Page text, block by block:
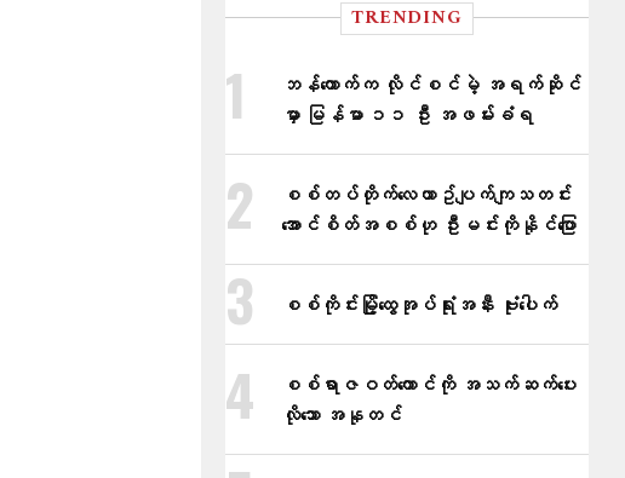
TRENDING
ဘန်ကောက်က လိုင်စင်မဲ့ အရက်ဆိုင်
မှာ မြန်မာ ၁၁ ဦး အဖမ်းခံရ
စစ်တပ်တိုက်​လေယာဥ်ပျက်ကျသတင်း
အောင်စိတ်အစစ်ဟု ဦးမင်းကိုနိုင်​ပြော
စစ်ကိုင်းမြို့ထွေအုပ်ရုံးအနီး ဗုံးပေါက်
စစ်ရာဇဝတ်ကောင်ကို အသက်ဆက်ပေး
လိုသော အနုတင်